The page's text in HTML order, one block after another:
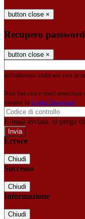
button close ×
Recupero password
button close ×
all'indirizzo indicato con le
Non hai una e-mail associata
tramite la Login Spaggiari
E-mail inviata, si prega
Errore
Chiudi
Successo
Chiudi
Informazione
Chiudi